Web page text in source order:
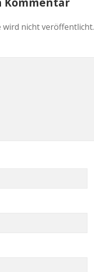
wird nicht veröffentlicht.